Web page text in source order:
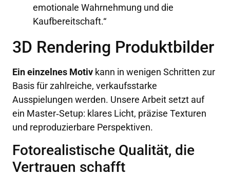
emotionale Wahrnehmung und die
Kaufbereitschaft.“
3D Rendering Produktbilder
Ein einzelnes Motiv kann in wenigen Schritten zur
Basis für zahlreiche, verkaufsstarke
Ausspielungen werden. Unsere Arbeit setzt auf
ein Master‑Setup: klares Licht, präzise Texturen
und reproduzierbare Perspektiven.
Fotorealistische Qualität, die
Vertrauen schafft